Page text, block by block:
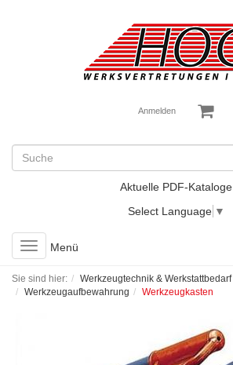
Anmelden
Aktuelle PDF-Kataloge
Select Language ▼
Toggle
navigation
Menü
Sie sind hier: Werkzeugtechnik & Werkstattbedarf
Werkzeugaufbewahrung
Werkzeugkasten